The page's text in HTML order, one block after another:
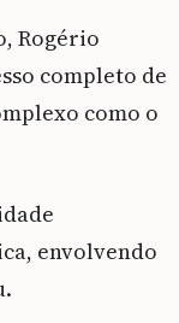
Rogério
completo de
como o
envolvendo